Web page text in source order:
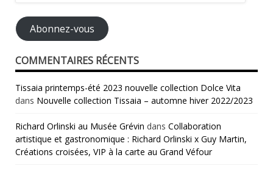
mail
Abonnez-vous
COMMENTAIRES RÉCENTS
Tissaia printemps-été 2023 nouvelle collection Dolce Vita
dans Nouvelle collection Tissaia – automne hiver 2022/2023
Richard Orlinski au Musée Grévin dans Collaboration
artistique et gastronomique : Richard Orlinski x Guy Martin,
Créations croisées, VIP à la carte au Grand Véfour